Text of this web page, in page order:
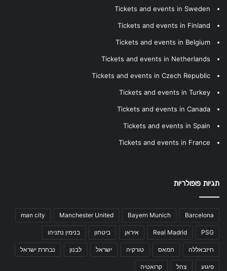
Tickets and events in Sweden
Tickets and events in Finland
Tickets and events in Belgium
Tickets and events in Netherlands
Tickets and events in Czech Republic
Tickets and events in Turkey
Tickets and events in Canada
Tickets and events in Spain
Tickets and events in France
תגיות פופולריות
Barcelona
Bayern Munich
Manchester United
man city
PSG
Real Madrid איראן ביטחון בנימין נתניהו
חיזבאללה חמאס טורקיה ישראל לבנון נבחרת ישראל
פיגוע צהל קרואטיה